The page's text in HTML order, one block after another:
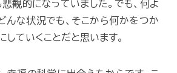
悲観的になっていました。でも、何よ
んな状況でも、そこから何かをつか
していくことだと思います。